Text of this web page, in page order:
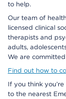
to help.
Our team of
licensed clinical
therapists and
adults,
We are
Find out how to
If you think
to the nearest